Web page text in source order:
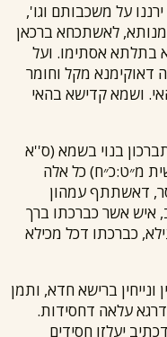
על משכבותם וגו',
לאשתכחא ברכאן
בתלתא אסתימו. ועל
דאוקימנא מקל וחומר
ושמא קדישא בהאי
בנוי בשמא (ס''א
מ״ט:כ״ח) כל אלה
דאשתתף עמהון
איש אשר כברכתו ברך
כברכתו דכל מכילא
ונייחין ברישא חדא, ותמן
עלאה דחסידות.
יעלזו חסידים